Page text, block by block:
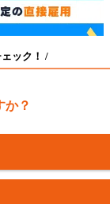
ック！ /
か？